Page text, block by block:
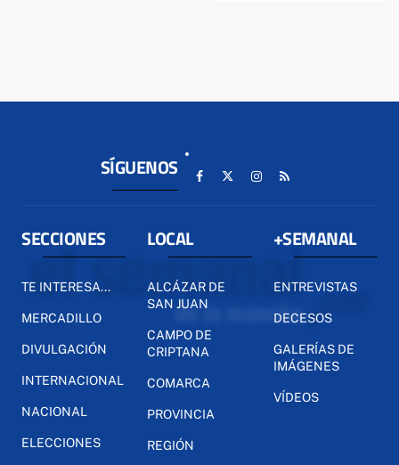
SÍGUENOS
SECCIONES
TE INTERESA...
MERCADILLO
DIVULGACIÓN
INTERNACIONAL
NACIONAL
ELECCIONES
LOCAL
ALCÁZAR DE
SAN JUAN
CAMPO DE
CRIPTANA
COMARCA
PROVINCIA
REGIÓN
+SEMANAL
ENTREVISTAS
DECESOS
GALERÍAS DE
IMÁGENES
VÍDEOS